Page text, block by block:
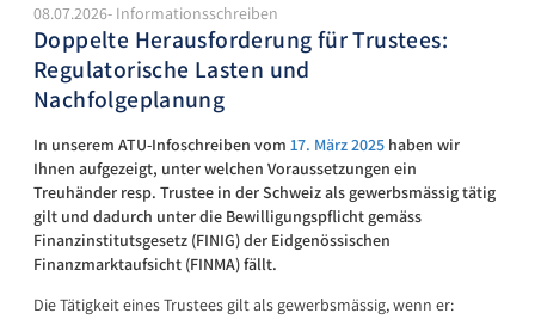
08.07.2026- Informationsschreiben
Doppelte Herausforderung für Trustees:
Regulatorische Lasten und
Nachfolgeplanung
In unserem ATU-Infoschreiben vom 17. März 2025 haben wir
Ihnen aufgezeigt, unter welchen Voraussetzungen ein
Treuhänder resp. Trustee in der Schweiz als gewerbsmässig tätig
gilt und dadurch unter die Bewilligungspflicht gemäss
Finanzinstitutsgesetz (FINIG) der Eidgenössischen
Finanzmarktaufsicht (FINMA) fällt.
Die Tätigkeit eines Trustees gilt als gewerbsmässig, wenn er: